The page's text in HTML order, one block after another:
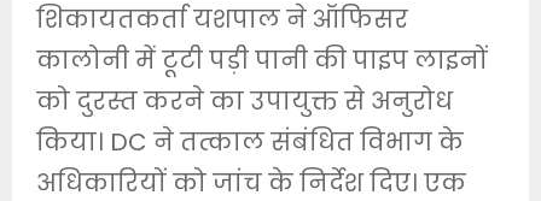
शिकायतकर्ता यशपाल ने ऑफिसर
कालोनी में टूटी पड़ी पानी की पाइप लाइनों
को दुरस्त करने का उपायुक्त से अनुरोध
किया। DC ने तत्काल संबंधित विभाग के
अधिकारियों को जांच के निर्देश दिए। एक